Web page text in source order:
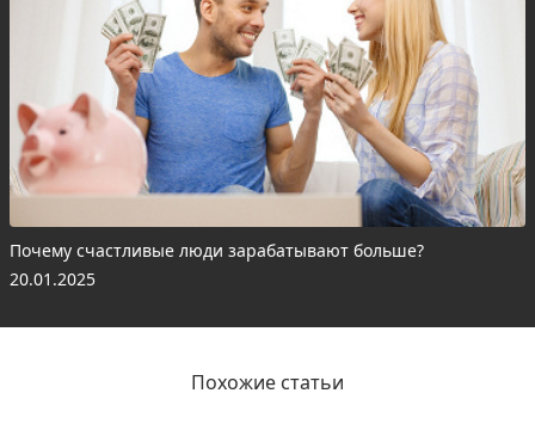
Почему счастливые люди зарабатывают больше?
20.01.2025
Похожие статьи